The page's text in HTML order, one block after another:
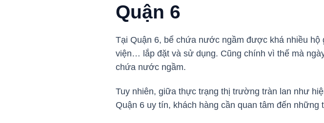
Quận 6
Tại Quận 6, bể chứa nước ngầm được khá nhiều
viện… lắp đặt và sử dụng. Cũng chính vì thế mà
chứa nước ngầm.
Tuy nhiên, giữa thực trạng thị trường tràn lan như
Quận 6 uy tín, khách hàng cần quan tâm đến những